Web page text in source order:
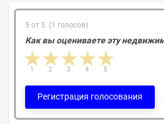
5 от 5 (1 голосов)
Как вы оцениваете эту
4 stars
3 stars
2 stars
1 star 5
4
3
2
1
Регистрация голосования